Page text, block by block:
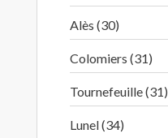
Alès (30)
Colomiers (31)
Tournefeuille (31)
Lunel (34)